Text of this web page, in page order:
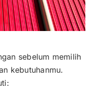
sebelum memilih
kebutuhanmu.